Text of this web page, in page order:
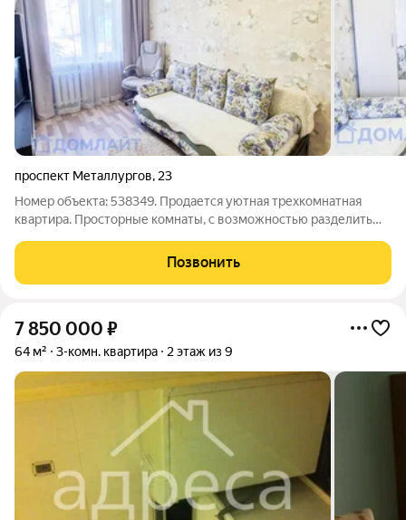
проспект Металлургов, 23
Номер объекта: 538349. Продается уютная трехкомнатная
квартира. Просторные комнаты, с возможностью разделить
практически все. Можно сразу заехать и жить. В коридоре есть
вместительный шкаф.
Позвонить
7 850 000 ₽
64 м² 3-комн. квартира 2 этаж из 9